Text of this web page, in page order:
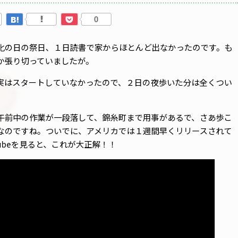
0
日の祭日、１日読書で家からほとんど出なかったのです。も
り切っていましたが。
スタートしていなかったので、２日の夜歩いた分は全くつい
中の作業が一段落して、錦糸町まで用事があるで、さあ歩こ
ですね。ついでに、アメリカでは１週間早くリリースされて
を見ると、これが大正解！！